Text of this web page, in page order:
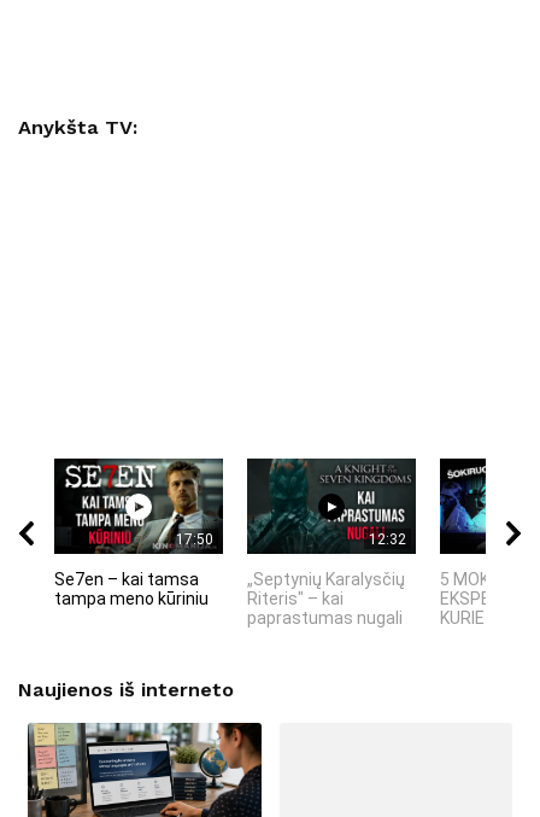
Anykšta TV:
17:50
Se7en – kai tamsa
tampa meno kūriniu
12:32
„Septynių Karalysčių
Riteris" – kai
paprastumas nugali
5 MOKSLINIAI
KURIE
Naujienos iš interneto